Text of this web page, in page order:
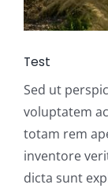
Beschermhoezen
Verlichting
Test
Sed ut
voluptatem
totam rem
inventore
dicta sunt